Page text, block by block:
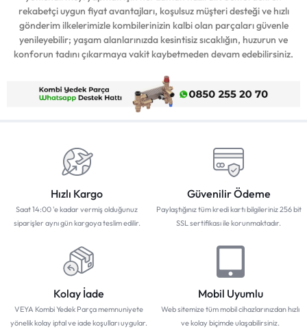
rekabetçi uygun fiyat avantajları, koşulsuz müşteri desteği ve hızlı
gönderim ilkelerimizle kombilerinizin kalbi olan parçaları güvenle
yenileyebilir; yaşam alanlarınızda kesintisiz sıcaklığın, huzurun ve
konforun tadını çıkarmaya vakit kaybetmeden devam edebilirsiniz.
Hızlı Kargo
Saat 14:00 'e kadar vermiş olduğunuz
siparişler aynı gün kargoya teslim edilir.
Güvenilir Ödeme
Paylaştığınız tüm kredi kartı bilgileriniz 256 bit
SSL sertifikası ile korunmaktadır.
Kolay İade
VEYA Kombi Yedek Parça memnuniyete
yönelik kolay iptal ve iade koşulları uygular.
Mobil Uyumlu
Web sitemize tüm mobil cihazlarınızdan hızlı
ve kolay biçimde ulaşabilirsiniz.